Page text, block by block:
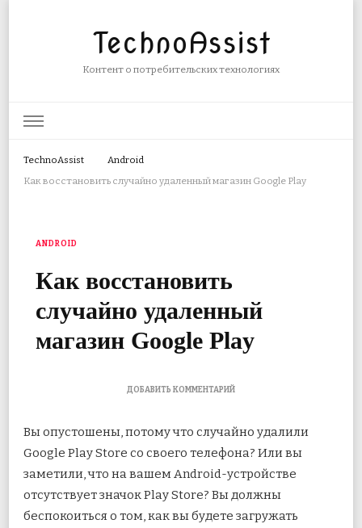
TechnoAssist
Контент о потребительских технологиях
TechnoAssist
Android
Как восстановить случайно удаленный магазин Google Play
ANDROID
Как восстановить
случайно удаленный
магазин Google Play
ДОБАВИТЬ КОММЕНТАРИЙК
ВОССТАНОВИТЬ
УДАЛЕННЫЙ
МАГАЗИН
PLAY
Вы опустошены, потому что случайно удалили
Google Play Store со своего телефона? Или вы
заметили, что на вашем Android-устройстве
отсутствует значок Play Store? Вы должны
беспокоиться о том, как вы будете загружать